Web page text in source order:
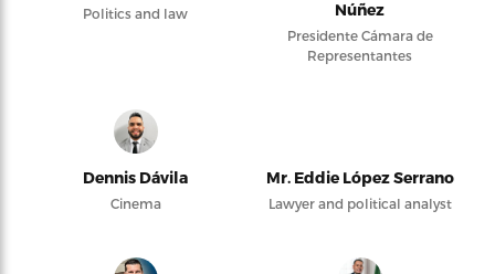
Politics and law Núñez
Presidente Cámara de
Representantes
Dennis Dávila
Cinema
Mr. Eddie López Serrano
Lawyer and political analyst